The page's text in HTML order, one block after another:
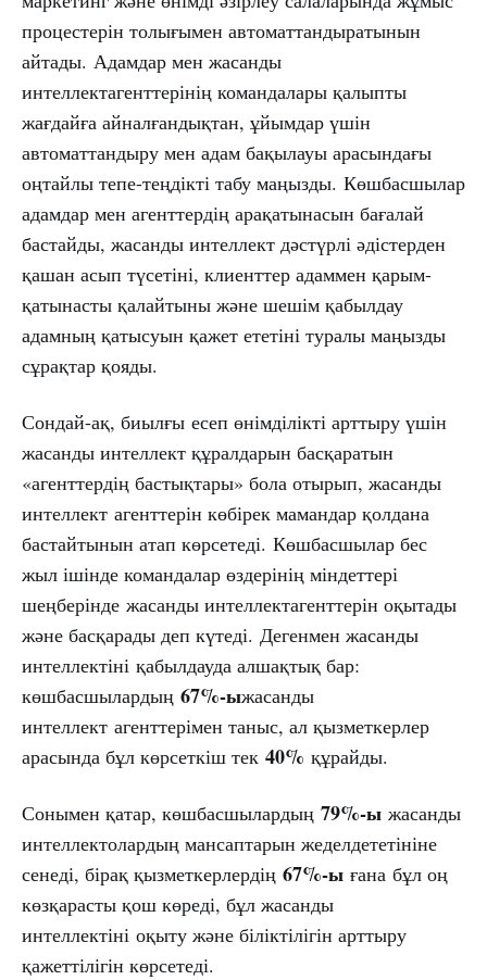
процестерін толығымен автоматтандыратынын
айтады. Адамдар мен жасанды
интеллектагенттерінің командалары қалыпты
жағдайға айналғандықтан, ұйымдар үшін
автоматтандыру мен адам бақылауы арасындағы
оңтайлы тепе-теңдікті табу маңызды. Көшбасшылар
адамдар мен агенттердің арақатынасын бағалай
бастайды, жасанды интеллект дәстүрлі әдістерден
қашан асып түсетіні, клиенттер адаммен қарым-
қатынасты қалайтыны және шешім қабылдау
адамның қатысуын қажет ететіні туралы маңызды
сұрақтар қояды.
Сондай-ақ, биылғы есеп өнімділікті арттыру үшін
жасанды интеллект құралдарын басқаратын
«агенттердің бастықтары» бола отырып, жасанды
интеллект агенттерін көбірек мамандар қолдана
бастайтынын атап көрсетеді. Көшбасшылар бес
жыл ішінде командалар өздерінің міндеттері
шеңберінде жасанды интеллектагенттерін оқытады
және басқарады деп күтеді. Дегенмен жасанды
интеллектіні қабылдауда алшақтық бар:
көшбасшылардың 67%-ыжасанды
интеллект агенттерімен таныс, ал қызметкерлер
арасында бұл көрсеткіш тек 40% құрайды.
Сонымен қатар, көшбасшылардың 79%-ы жасанды
интеллектолардың мансаптарын жеделдететініне
сенеді, бірақ қызметкерлердің 67%-ы ғана бұл оң
көзқарасты қош көреді, бұл жасанды
интеллектіні оқыту және біліктілігін арттыру
қажеттілігін көрсетеді.